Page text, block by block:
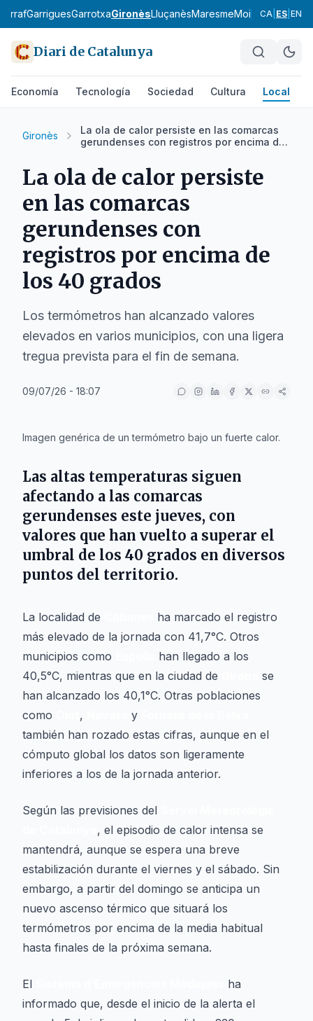
GarriguesGarrotxaGironèsLluçanèsMaresmeMoianès Montsià
CA ES EN
Diari de Catalunya
Economía Tecnología Sociedad Cultura Local
Gironès
La ola de calor persiste en las comarcas
gerundenses con registros por encima de
La ola de calor persiste
en las comarcas
gerundenses con
registros por encima de
los 40 grados
Los termómetros han alcanzado valores
elevados en varios municipios, con una ligera
tregua prevista para el fin de semana.
09/07/26 - 18:07
Imagen genérica de un termómetro bajo un fuerte calor.
Las altas temperaturas siguen
afectando a las comarcas
gerundenses este jueves, con
valores que han vuelto a superar el
umbral de los 40 grados en diversos
puntos del territorio.
La localidad de
ha marcado el registro
más elevado de la jornada con 41,7°C. Otros
municipios como
han llegado a los
40,5°C, mientras que en la ciudad de
se
han alcanzado los 40,1°C. Otras poblaciones
como
, y
también han rozado estas cifras, aunque en el
cómputo global los datos son ligeramente
inferiores a los de la jornada anterior.
Según las previsiones del
, el episodio de calor intensa se
mantendrá, aunque se espera una breve
estabilización durante el viernes y el sábado. Sin
embargo, a partir del domingo se anticipa un
nuevo ascenso térmico que situará los
termómetros por encima de la media habitual
hasta finales de la próxima semana.
El
ha
informado que, desde el inicio de la alerta el